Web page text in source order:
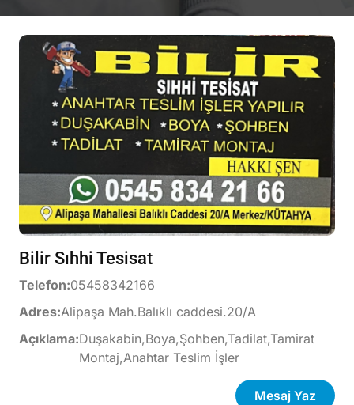
Bilir Sıhhi Tesisat
Telefon:05458342166
Adres:Alipaşa Mah.Balıklı caddesi.20/A
Açıklama:Duşakabin,Boya,Şohben,Tadilat,Tamirat
Montaj,Anahtar Teslim İşler
Mesaj Yaz